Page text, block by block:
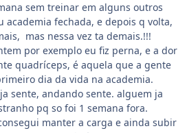
sem treinar em alguns outros
fechada, e depois q volta,
mas nessa vez ta demais.!!!
por exemplo eu fiz perna, e a dor
quadríceps, é aquela que a gente
dia da vida na academia.
sente, andando sente. alguem ja
pq so foi 1 semana fora.
manter a carga e ainda subir